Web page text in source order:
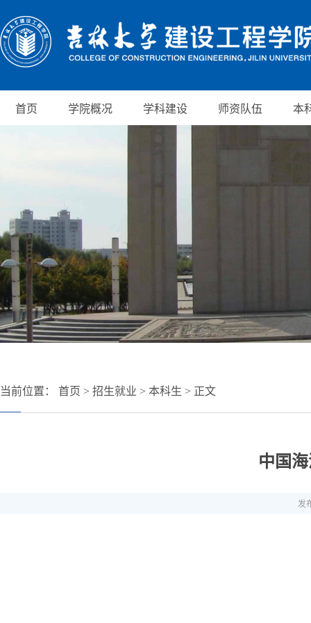
首页 学院概况 学科建设 师资队伍 本
当前位置： 首页 > 招生就业 > 本科生 > 正文
中国
发